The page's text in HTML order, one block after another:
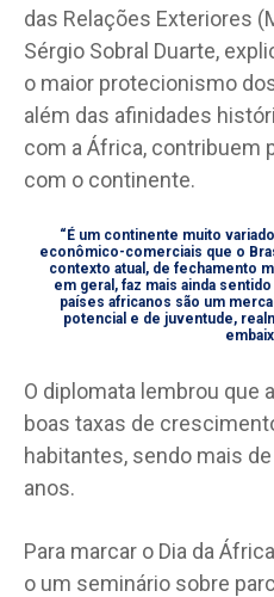
das Relações Exteriores
Sérgio Sobral Duarte,
o maior protecionismo
além das afinidades
com a África, contribuem
com o continente.
“É um continente muito
econômico-comerciais que o
contexto atual, de fechamento
em geral, faz mais ainda
países africanos são um
potencial e de juventude,
O diplomata lembrou que
boas taxas de
habitantes, sendo mais
anos.
Para marcar o Dia da
o um seminário sobre